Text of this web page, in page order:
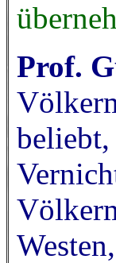
Prof.
beliebt,